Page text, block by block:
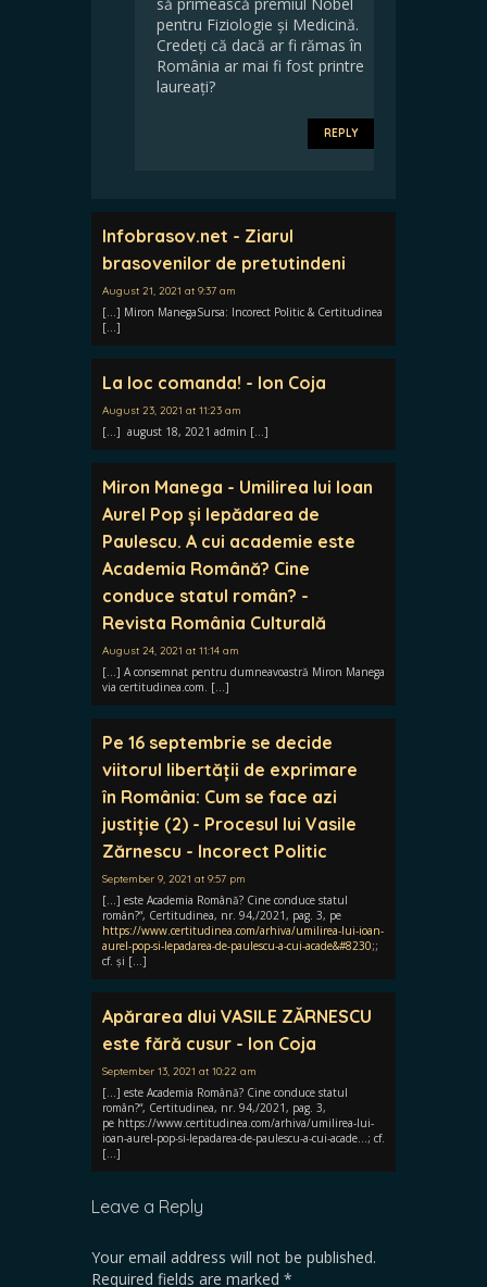
pentru Fiziologie și Medicină.
Credeți că dacă ar fi rămas în
România ar mai fi fost printre
laureați?
REPLY
Infobrasov.net - Ziarul
brasovenilor de pretutindeni
August 21, 2021 at 9:37 am
[…] Miron ManegaSursa: Incorect Politic & Certitudinea
[…]
La loc comanda! - Ion Coja
August 23, 2021 at 11:23 am
[…] august 18, 2021 admin […]
Miron Manega - Umilirea lui Ioan
Aurel Pop și lepădarea de
Paulescu. A cui academie este
Academia Română? Cine
conduce statul român? -
Revista România Culturală
August 24, 2021 at 11:14 am
[…] A consemnat pentru dumneavoastră Miron Manega
via certitudinea.com. […]
Pe 16 septembrie se decide
viitorul libertății de exprimare
în România: Cum se face azi
justiție (2) - Procesul lui Vasile
Zărnescu - Incorect Politic
September 9, 2021 at 9:57 pm
[…] este Academia Română? Cine conduce statul
român?“, Certitudinea, nr. 94,/2021, pag. 3, pe
https://www.certitudinea.com/arhiva/umilirea-lui-ioan-
aurel-pop-si-lepadarea-de-paulescu-a-cui-acade&#8230;;
cf. și […]
Apărarea dlui VASILE ZĂRNESCU
este fără cusur - Ion Coja
September 13, 2021 at 10:22 am
[…] este Academia Română? Cine conduce statul
român?“, Certitudinea, nr. 94,/2021, pag. 3,
pe https://www.certitudinea.com/arhiva/umilirea-lui-
ioan-aurel-pop-si-lepadarea-de-paulescu-a-cui-acade…; cf.
[…]
Leave a Reply
Your email address will not be published.
Required fields are marked *